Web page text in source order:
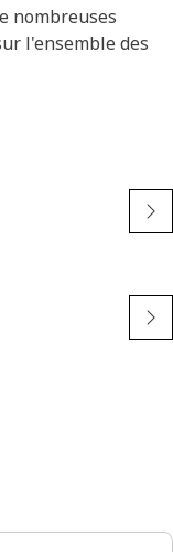
nombreuses
l'ensemble des